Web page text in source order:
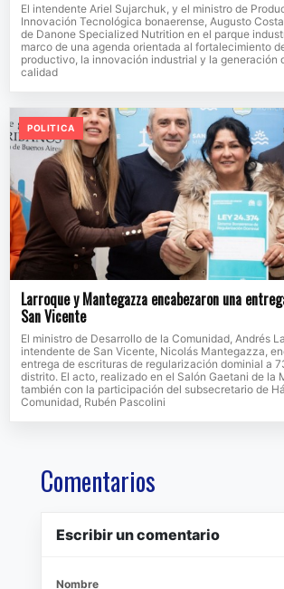
El intendente Ariel Sujarchuk, y el ministro de
Innovación Tecnológica bonaerense, Augusto
de Danone Specialized Nutrition en el parque
marco de una agenda orientada al fortalecimiento
productivo, la innovación industrial y la generación
calidad
POLITICA
Larroque y Mantegazza encabezaron una
San Vicente
El ministro de Desarrollo de la Comunidad, Andrés
intendente de San Vicente, Nicolás Mantegazza,
entrega de escrituras de regularización dominial a
distrito. El acto, realizado en el Salón Gaetani de la
también con la participación del subsecretario de
Comunidad, Rubén Pascolini
Comentarios
Escribir un comentario
Nombre